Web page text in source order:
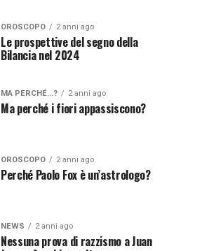
OROSCOPO 2 anni ago
Le prospettive del segno della
Bilancia nel 2024
MA PERCHÉ...? 2 anni ago
Ma perché i fiori appassiscono?
OROSCOPO 2 anni ago
Perché Paolo Fox è un’astrologo?
NEWS 2 anni ago
Nessuna prova di razzismo a Juan